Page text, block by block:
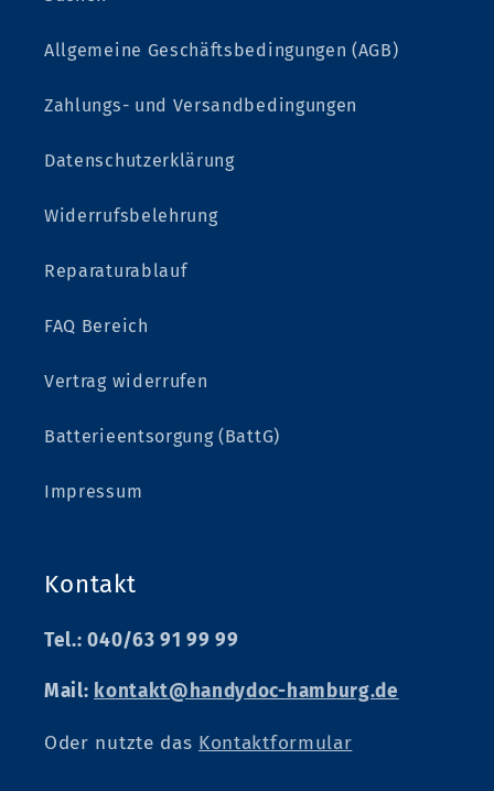
Allgemeine Geschäftsbedingungen (AGB)
Zahlungs- und Versandbedingungen
Datenschutzerklärung
Widerrufsbelehrung
Reparaturablauf
FAQ Bereich
Vertrag widerrufen
Batterieentsorgung (BattG)
Impressum
Kontakt
Tel.: 040/63 91 99 99
Mail: kontakt@handydoc-hamburg.de
Oder nutzte das Kontaktformular